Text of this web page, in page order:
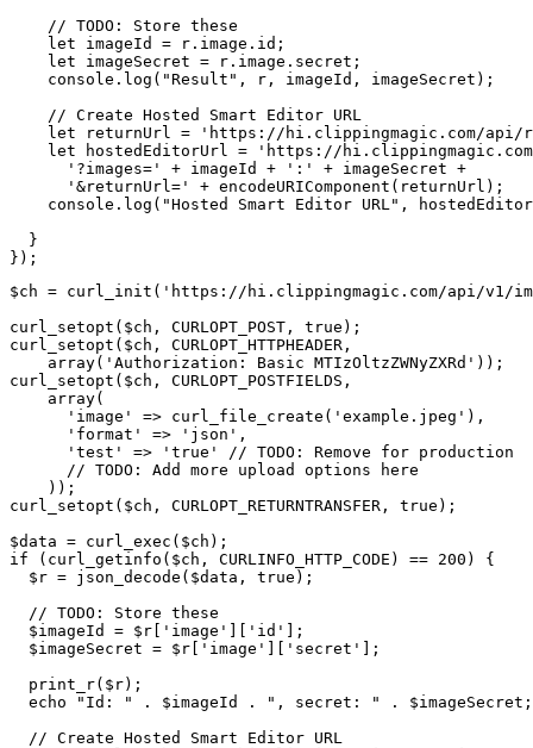
    // TODO: Store these
    let imageId = r.image.id;
    let imageSecret = r.image.secret;
    console.log("Result", r, imageId, imageSecret);
    // Create Hosted Smart Editor URL
let returnUrl = 'https://hi.clippingmagic.com/
let hostedEditorUrl = 'https://
      '?images=' + imageId + ':' + imageSecret +
      '&returnUrl=' + encodeURIComponent(returnUrl);
console.log("Hosted Smart Editor URL",
  }
$ch = curl_init('https://hi.clippingmagic.com/api/v1/
curl_setopt($ch, CURLOPT_POST, true);
curl_setopt($ch, CURLOPT_HTTPHEADER,
    array('Authorization: Basic MTIzOltzZWNyZXRd'));
curl_setopt($ch, CURLOPT_POSTFIELDS,
    array(
      'image' => curl_file_create('example.jpeg'),
      'format' => 'json',
      'test' => 'true' // TODO: Remove for production
      // TODO: Add more upload options here
    ));
curl_setopt($ch, CURLOPT_RETURNTRANSFER, true);
$data = curl_exec($ch);
if (curl_getinfo($ch, CURLINFO_HTTP_CODE) == 200) {
  $r = json_decode($data, true);
  // TODO: Store these
  $imageId = $r['image']['id'];
  $imageSecret = $r['image']['secret'];
  print_r($r);
  echo "Id: " . $imageId . ", secret: " . $imageSecret;
  // Create Hosted Smart Editor URL